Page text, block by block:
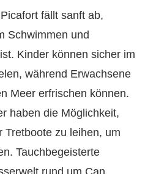
fällt sanft ab,
Schwimmen und
Kinder können sicher im
während Erwachsene
Meer erfrischen können.
haben die Möglichkeit,
Tretboote zu leihen, um
Tauchbegeisterte
rund um Can